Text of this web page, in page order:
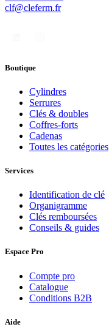
clf@cleferm.fr
Boutique
Cylindres
Serrures
Clés & doubles
Coffres-forts
Cadenas
Toutes les catégories
Services
Identification de clé
Organigramme
Clés remboursées
Conseils & guides
Espace Pro
Compte pro
Catalogue
Conditions B2B
Aide